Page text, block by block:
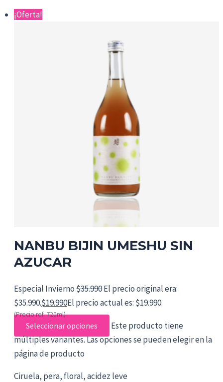
¡Oferta!
NANBU BIJIN UMESHU SIN
AZUCAR
Especial Invierno$35.990El precio original era:
$35.990.$19.990El precio actual es: $19.990.
(Precio ref. 720ml)
Seleccionar opciones
Este producto tiene
múltiples variantes. Las opciones se pueden elegir en la
página de producto
Ciruela, pera, floral, acidez leve